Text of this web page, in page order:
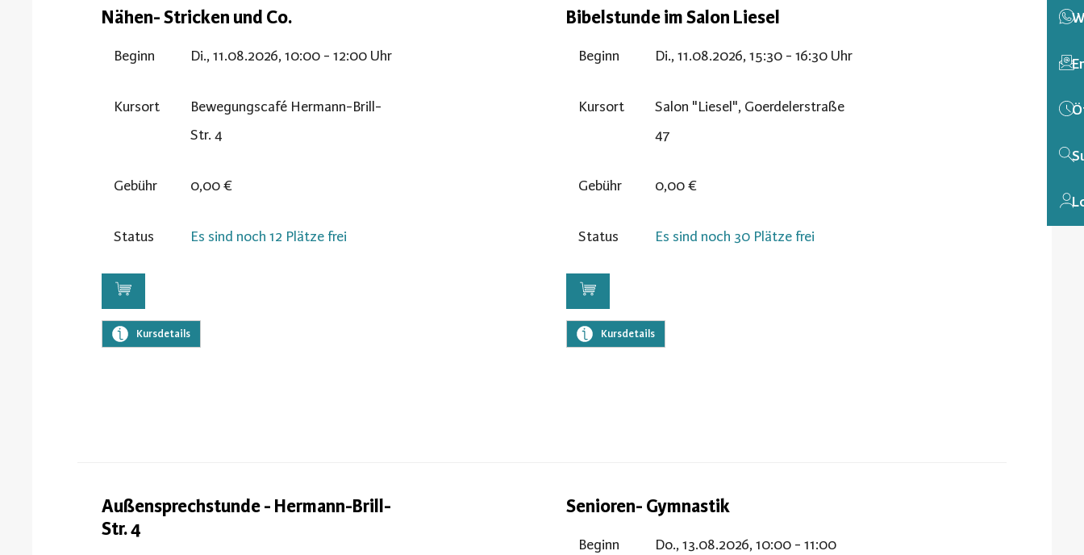
Nähen- Stricken und Co.
Beginn Di., 11.08.2026, 10:00 - 12:00 Uhr
Kursort
Bewegungscafé Hermann-Brill-
Str. 4
Gebühr 0,00 €
Status Es sind noch 12 Plätze frei
Kursdetails
Bibelstunde im Salon Liesel
Beginn Di., 11.08.2026, 15:30 - 16:30 Uhr
Kursort
Salon "Liesel", Goerdelerstraße
47
Gebühr 0,00 €
Status Es sind noch 30 Plätze frei
Kursdetails
Außensprechstunde - Hermann-Brill-
Str. 4
Senioren- Gymnastik
Beginn
Do., 13.08.2026, 10:00 - 11:00